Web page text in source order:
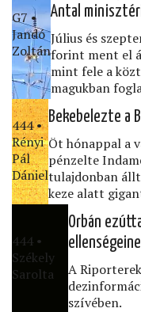
G7 •
Jandó
Zoltán
Antal
Július és
forint ment el
mint fele a
magukban
444 •
Rényi
Pál
Dániel
Bekebelezte a
Öt hónappal a
pénzelte
tulajdonban
keze alatt
444 •
Székely
Sarolta
Orbán
A
szívében.